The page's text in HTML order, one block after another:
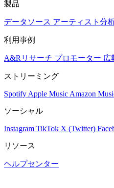
製品
データソース アーティスト分
利用事例
A&Rリサーチ プロモーター 広
ストリーミング
Spotify Apple Music Amazon
ソーシャル
Instagram TikTok X (Twitter)
リソース
ヘルプセンター